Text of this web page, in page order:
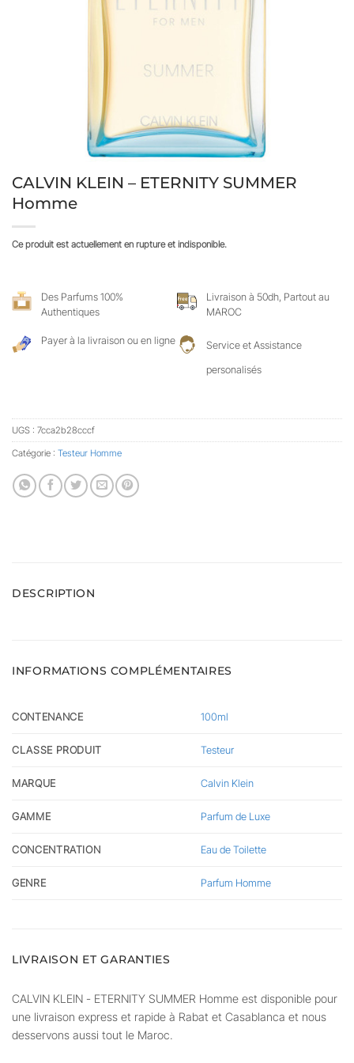
CALVIN KLEIN – ETERNITY SUMMER
Homme
Ce produit est actuellement en rupture et indisponible.
Des Parfums 100%
Authentiques
Livraison à 50dh, Partout au
MAROC
Payer à la livraison ou en ligne Service et Assistance
personalisés
UGS : 7cca2b28cccf
Catégorie : Testeur Homme
DESCRIPTION
INFORMATIONS COMPLÉMENTAIRES
CONTENANCE 100ml
CLASSE PRODUIT Testeur
MARQUE Calvin Klein
GAMME Parfum de Luxe
CONCENTRATION Eau de Toilette
GENRE Parfum Homme
LIVRAISON ET GARANTIES
CALVIN KLEIN - ETERNITY SUMMER Homme est disponible pour
une livraison express et rapide à Rabat et Casablanca et nous
desservons aussi tout le Maroc.